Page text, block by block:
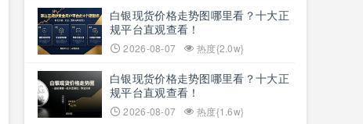
白银现货价格走势图哪里看？十大正
规平台直观查看！
2026-08-07 热度{2.0w}
白银现货价格走势图哪里看？十大正
规平台直观查看！
2026-08-07 热度{1.6w}